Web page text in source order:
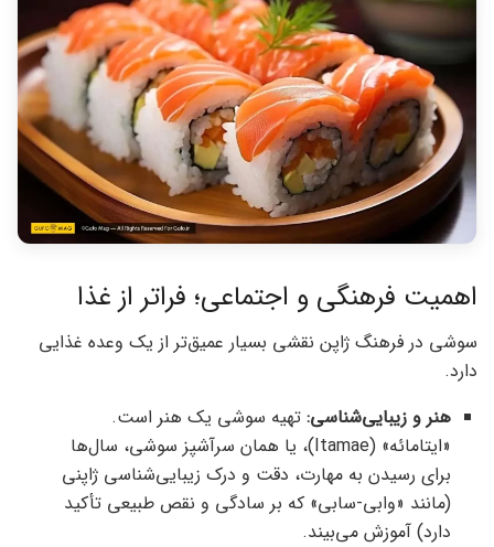
اهمیت فرهنگی و اجتماعی؛ فراتر از غذا
سوشی در فرهنگ ژاپن نقشی بسیار عمیق‌تر از یک وعده غذایی
دارد.
هنر و زیبایی‌شناسی: تهیه سوشی یک هنر است.
«ایتامائه» (Itamae)، یا همان سرآشپز سوشی، سال‌ها
برای رسیدن به مهارت، دقت و درک زیبایی‌شناسی ژاپنی
(مانند «وابی-سابی» که بر سادگی و نقص طبیعی تأکید
دارد) آموزش می‌بیند.